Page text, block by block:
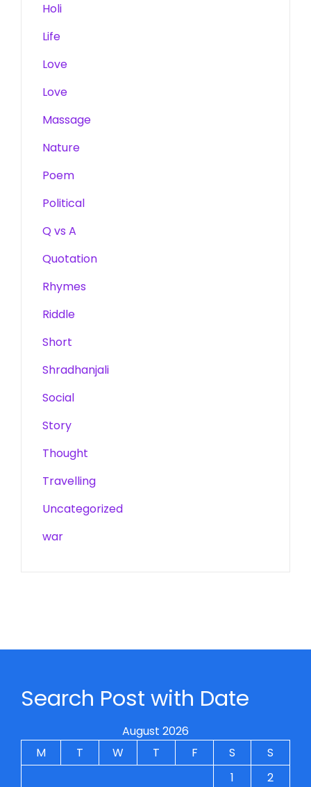
Holi
Life
Love
Love
Massage
Nature
Poem
Political
Q vs A
Quotation
Rhymes
Riddle
Short
Shradhanjali
Social
Story
Thought
Travelling
Uncategorized
war
Search Post with Date
August 2026
M
T W T F S
S
1
2